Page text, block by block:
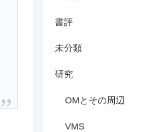
書評
未分類
研究
OMとその周辺
VMS